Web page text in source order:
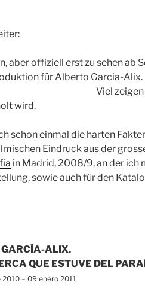
aber offiziell erst zu sehen ab
für Alberto Garcia-Alix.
ich also
wird.
schon einmal die harten
Eindruck aus der
in Madrid, 2008/9, an der
sowie auch für den
ALIX.
QUE ESTUVE DEL
– 09 enero 2011